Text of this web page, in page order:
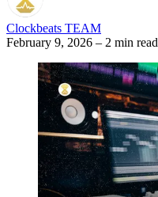
Clockbeats TEAM
February 9, 2026 – 2 min read